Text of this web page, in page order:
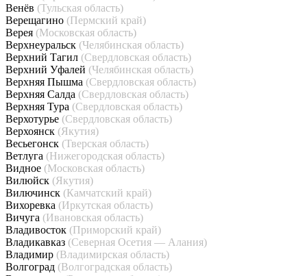
Венёв (Тульская область)
Верещагино (Пермский край)
Верея (Московская область)
Верхнеуральск (Челябинская область)
Верхний Тагил (Свердловская область)
Верхний Уфалей (Челябинская область)
Верхняя Пышма (Свердловская область)
Верхняя Салда (Свердловская область)
Верхняя Тура (Свердловская область)
Верхотурье (Свердловская область)
Верхоянск (Якутия)
Весьегонск (Тверская область)
Ветлуга (Нижегородская область)
Видное (Московская область)
Вилюйск (Якутия)
Вилючинск (Камчатский край)
Вихоревка (Иркутская область)
Вичуга (Ивановская область)
Владивосток (Приморский край)
Владикавказ (Северная Осетия — Алания)
Владимир (Владимирская область)
Волгоград (Волгоградская область)